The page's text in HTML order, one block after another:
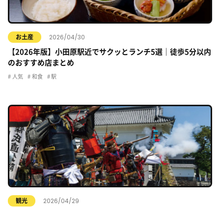
お土産 2026/04/30
【2026年版】小田原駅近でサクッとランチ5選｜徒歩5分以内
のおすすめ店まとめ
人気 和食 駅
観光 2026/04/29